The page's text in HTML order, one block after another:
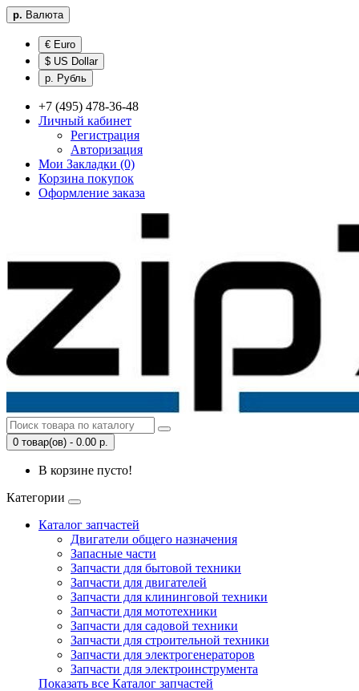
р. Валюта
€ Euro
$ US Dollar
р. Рубль
+7 (495) 478-36-48
Личный кабинет
Регистрация
Авторизация
Мои Закладки (0)
Корзина покупок
Оформление заказа
0 товар(ов) - 0.00 р.
В корзине пусто!
Категории
Каталог запчастей
Двигатели общего назначения
Запасные части
Запчасти для бытовой техники
Запчасти для двигателей
Запчасти для клининговой техники
Запчасти для мототехники
Запчасти для садовой техники
Запчасти для строительной техники
Запчасти для электрогенераторов
Запчасти для электроинструмента
Показать все Каталог запчастей